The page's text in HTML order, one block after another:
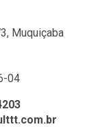
Muquiçaba
04